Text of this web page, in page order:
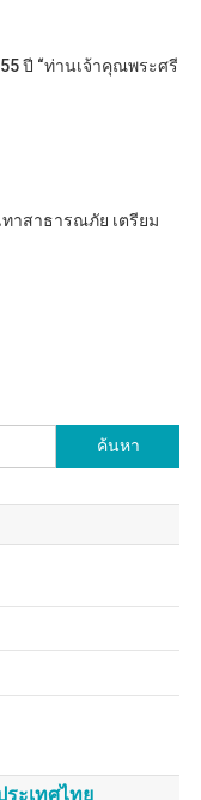
ปี “ท่านเจ้าคุณพระศรี
าสาธารณภัย เตรียม
สำหรับ:
ะเทศไทย